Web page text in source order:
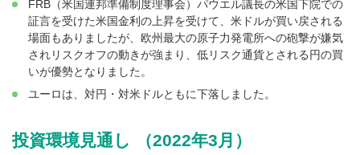
FRB（米国連邦準備制度理事会）パウエル議長の米国下院での
証言を受けた米国金利の上昇を受けて、米ドルが買い戻される
場面もありましたが、欧州最大の原子力発電所への砲撃が嫌気
されリスクオフの動きが強まり、低リスク通貨とされる円の買
いが優勢となりました。
ユーロは、対円・対米ドルともに下落しました。
投資環境見通し （2022年3月）